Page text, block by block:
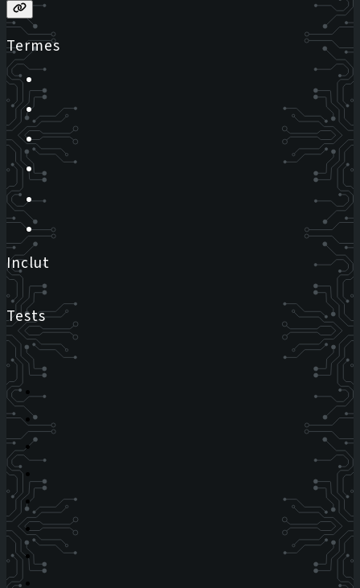
Termes
Inclut
Tests